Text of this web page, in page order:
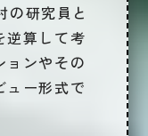
の研究員と
逆算して考
ョンやその
ュー形式で